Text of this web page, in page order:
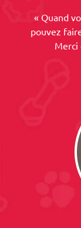
« Quand
pouvez
Merci